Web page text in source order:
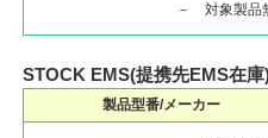
－ 対象製品
STOCK EMS(提携先EMS在庫
製品型番/メーカー